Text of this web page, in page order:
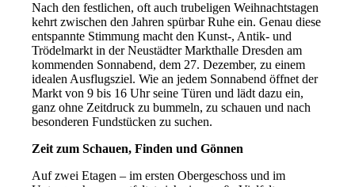
Nach den festlichen, oft auch trubeligen Weihnachtstagen
kehrt zwischen den Jahren spürbar Ruhe ein. Genau diese
entspannte Stimmung macht den Kunst-, Antik- und
Trödelmarkt in der Neustädter Markthalle Dresden am
kommenden Sonnabend, dem 27. Dezember, zu einem
idealen Ausflugsziel. Wie an jedem Sonnabend öffnet der
Markt von 9 bis 16 Uhr seine Türen und lädt dazu ein,
ganz ohne Zeitdruck zu bummeln, zu schauen und nach
besonderen Fundstücken zu suchen.
Zeit zum Schauen, Finden und Gönnen
Auf zwei Etagen – im ersten Obergeschoss und im